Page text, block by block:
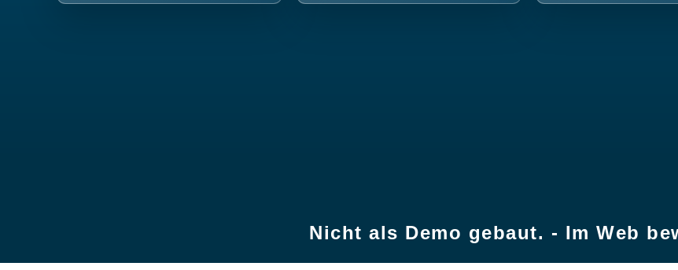
Nicht als Demo gebaut. - Im Web